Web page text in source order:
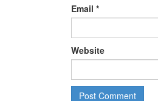
Email *
Website